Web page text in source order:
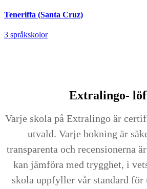
Teneriffa (Santa Cruz)
3 språkskolor
Extralingo-
Varje skola på Extralingo är
utvald. Varje bokning är
transparenta och recensionerna
kan jämföra med trygghet, i
skola uppfyller vår standard för